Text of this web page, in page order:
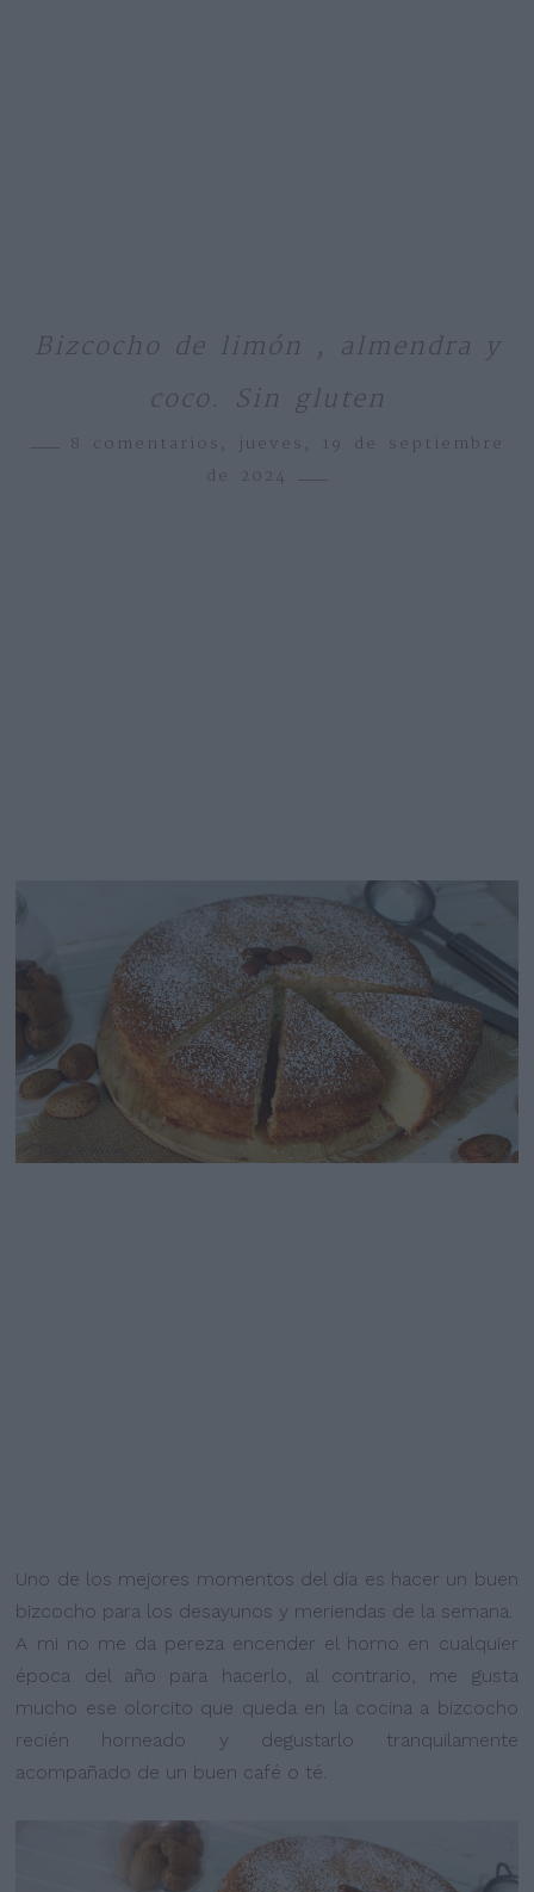
Bizcocho de limón , almendra y
coco. Sin gluten
8 comentarios, jueves, 19 de septiembre
de 2024
Uno de los mejores momentos del día es hacer un buen
bizcocho para los desayunos y meriendas de la semana.
A mi no me da pereza encender el horno en cualquier
época del año para hacerlo, al contrario, me gusta
mucho ese olorcito que queda en la cocina a bizcocho
recién horneado y degustarlo tranquilamente
acompañado de un buen café o té.